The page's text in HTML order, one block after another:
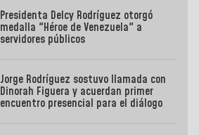
Presidenta Delcy Rodríguez otorgó
medalla "Héroe de Venezuela" a
servidores públicos
Jorge Rodríguez sostuvo llamada con
Dinorah Figuera y acuerdan primer
encuentro presencial para el diálogo